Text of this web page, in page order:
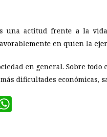
actitud frente a la
en quien la
en general. Sobre todo
dificultades económicas,